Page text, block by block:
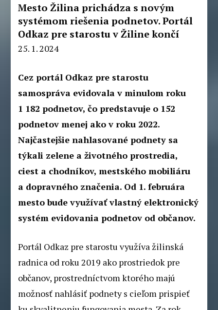
Mesto Žilina prichádza s novým
systémom riešenia podnetov. Portál
Odkaz pre starostu v Žiline končí
25. 1. 2024
Cez portál Odkaz pre starostu
samospráva evidovala v minulom roku
1 182 podnetov, čo predstavuje o 152
podnetov menej ako v roku 2022.
Najčastejšie nahlasované podnety sa
týkali zelene a životného prostredia,
ciest a chodníkov, mestského mobiliáru
a dopravného značenia. Od 1. februára
mesto bude využívať vlastný elektronický
systém evidovania podnetov od občanov.
Portál Odkaz pre starostu využíva žilinská
radnica od roku 2019 ako prostriedok pre
občanov, prostredníctvom ktorého majú
možnosť nahlásiť podnety s cieľom prispieť